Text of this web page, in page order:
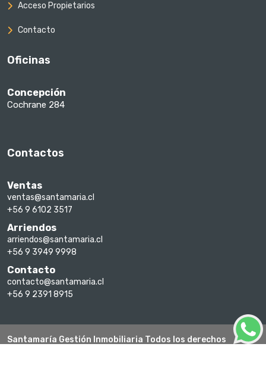
Acceso Propietarios
Contacto
Oficinas
Concepción
Cochrane 284
Contactos
Ventas
ventas@santamaria.cl
+56 9 6102 3517
Arriendos
arriendos@santamaria.cl
+56 9 3949 9998
Contacto
contacto@santamaria.cl
+56 9 2391 8915
Santamaría Gestión Inmobiliaria Todos los derechos